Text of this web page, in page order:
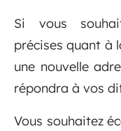
Si vous
précises quant à
une nouvelle
répondra à vos
Vous souhaitez